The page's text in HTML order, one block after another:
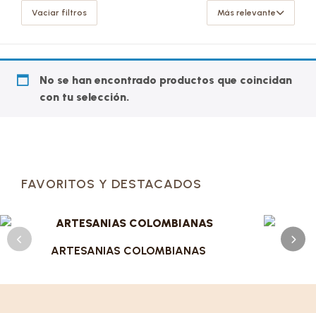
Vaciar filtros Más relevante
No se han encontrado productos que coincidan
con tu selección.
FAVORITOS Y DESTACADOS
ARTESANIAS COLOMBIANAS